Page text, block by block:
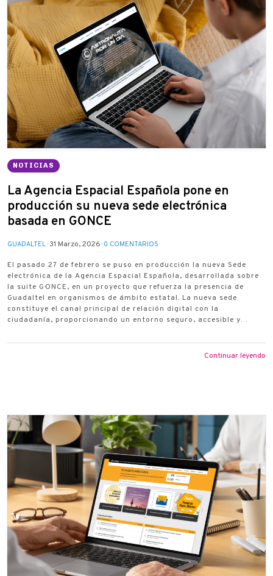
NOTICIAS
La Agencia Espacial Española pone en
producción su nueva sede electrónica
basada en G·ONCE
GUADALTEL 31 Marzo, 2026 0 COMENTARIOS
El pasado 27 de febrero se puso en producción la nueva Sede
electrónica de la Agencia Espacial Española, desarrollada sobre
la suite G·ONCE, en un proyecto que refuerza la presencia de
Guadaltel en organismos de ámbito estatal. La nueva sede
constituye el canal principal de relación digital con la
ciudadanía, proporcionando un entorno seguro, accesible y…
Continuar leyendo